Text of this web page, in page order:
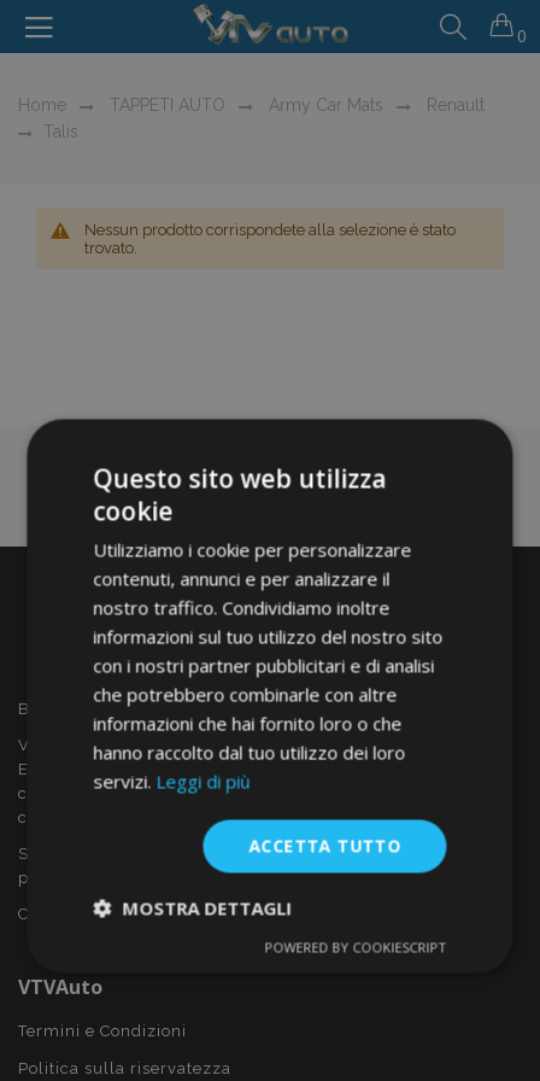
0
Home TAPPETI AUTO Army Car Mats
Renault
Talis
Nessun prodotto corrispondete alla selezione è stato
trovato.
Benvenuto a VTVAUTO
VTVAUTO è rivenditore e fornitore all'ingrosso in tutta
Europa, di accessori per auto come:
copricerchi, deflettori, coprisedili, tappetini per auto,
coperchi cromati, rollbars ecc.
Sei interessato al dropshipping o vuoi diventare nostro
partner?
Contattaci oggi stesso!
VTVAuto
Termini e Condizioni
Politica sulla riservatezza
Questo sito web utilizza
cookie
Utilizziamo i cookie per personalizzare
contenuti, annunci e per analizzare il
nostro traffico. Condividiamo inoltre
informazioni sul tuo utilizzo del nostro sito
con i nostri partner pubblicitari e di analisi
che potrebbero combinarle con altre
informazioni che hai fornito loro o che
hanno raccolto dal tuo utilizzo dei loro
servizi. Leggi di più
ACCETTA TUTTO
MOSTRA DETTAGLI
Performance
Targeting
POWERED BY COOKIESCRIPT